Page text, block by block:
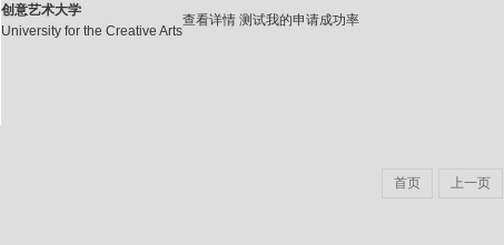
创意艺术大学
University for the Creative Arts
查看详情 测试我的申请成功率
首页 上一页